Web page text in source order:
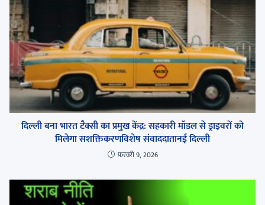
दिल्ली बना भारत टैक्सी का प्रमुख केंद्र: सहकारी मॉडल से ड्राइवरों को
मिलेगा सशक्तिकरणविशेष संवाददातानई दिल्ली
फ़रवरी 9, 2026